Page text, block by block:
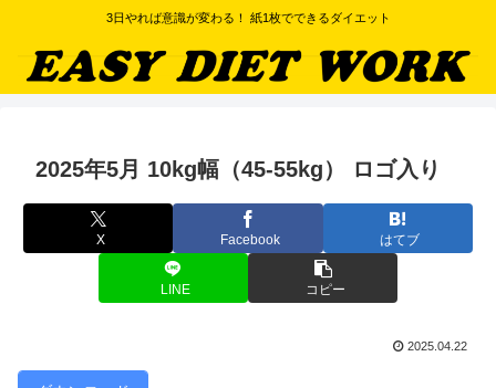
3日やれば意識が変わる！ 紙1枚でできるダイエット
2025年5月 10kg幅（45-55kg） ロゴ入り
X Facebook はてブ
LINE コピー
2025.04.22